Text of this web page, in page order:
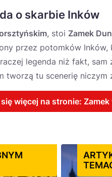
o skarbie Inków
, stoi Zamek
przez potomków
legenda niż fakt,
tworzą tu scenerię niczym
więcej na stronie: